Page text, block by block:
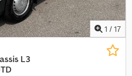
Auffahrschienen* und
Aoi Awrqedieha
1 / 17
L3